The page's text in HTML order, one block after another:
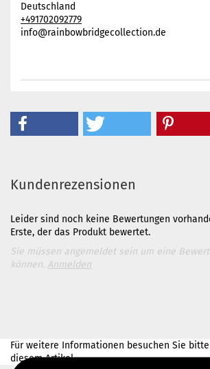
Deutschland
+491702092779
info@rainbowbridgecollection.de
Kundenrezensionen
Leider sind noch keine Bewertungen
Erste, der das Produkt bewertet.
Sie müssen angemeldet sein um eine
können. Anmelden
Für weitere Informationen besuchen Sie
diesem Artikel.